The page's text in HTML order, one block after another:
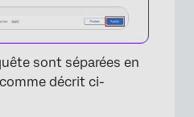
sont séparées en
décrit ci-